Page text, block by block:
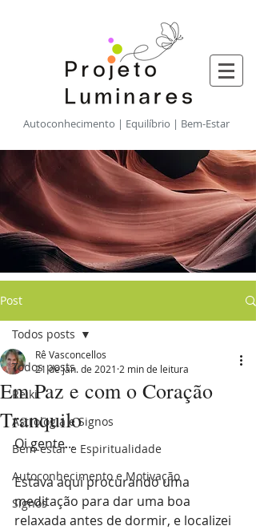
​Autoconhecimento | Equilíbrio | Bem-Estar
Post
Todos posts
Reiki
Astrologia e Signos
Bem-estar e Espiritualidade
Autoconhecimento e Motivação
Signos
Todos posts
Em Paz e com o Coração
Tranquilo
Rê Vasconcellos
21 de jan. de 2021 2 min de leitura
Oi gente...
Estava aqui procurando uma
meditação para dar uma boa
relaxada antes de dormir, e localizei